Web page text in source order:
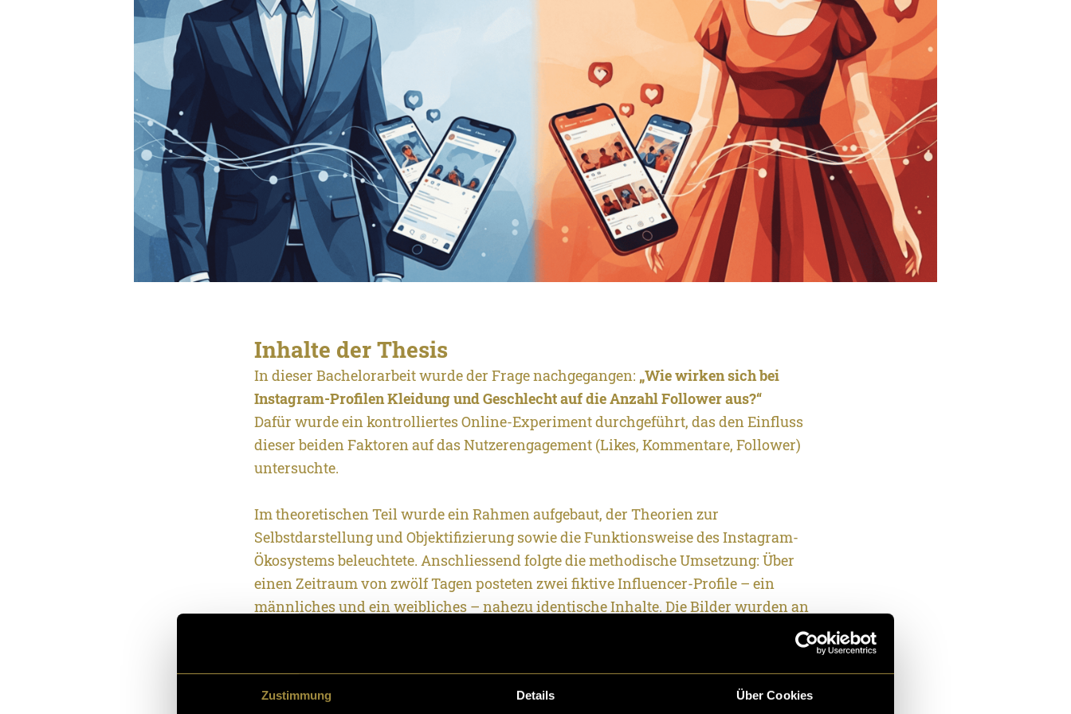
Zustimmung Details Über Cookies
Inhalte der Thesis
In dieser Bachelorarbeit wurde der Frage nachgegangen: „Wie wirken sich bei
Instagram-Profilen Kleidung und Geschlecht auf die Anzahl Follower aus?“
Dafür wurde ein kontrolliertes Online-Experiment durchgeführt, das den Einfluss
dieser beiden Faktoren auf das Nutzerengagement (Likes, Kommentare, Follower)
untersuchte.
Im theoretischen Teil wurde ein Rahmen aufgebaut, der Theorien zur
Selbstdarstellung und Objektifizierung sowie die Funktionsweise des Instagram-
Ökosystems beleuchtete. Anschliessend folgte die methodische Umsetzung: Über
einen Zeitraum von zwölf Tagen posteten zwei fiktive Influencer-Profile – ein
männliches und ein weibliches – nahezu identische Inhalte. Die Bilder wurden an
drei unterschiedlichen Locations aufgenommen (Restaurant, Fitnessstudio, Berge)
und jeweils in zwei Varianten gezeigt: einmal mit körperbedeckender, einmal mit
körperbetonter Kleidung. Die Veröffentlichung erfolgte in variierender Reihenfolge
über die Versuchstage hinweg.